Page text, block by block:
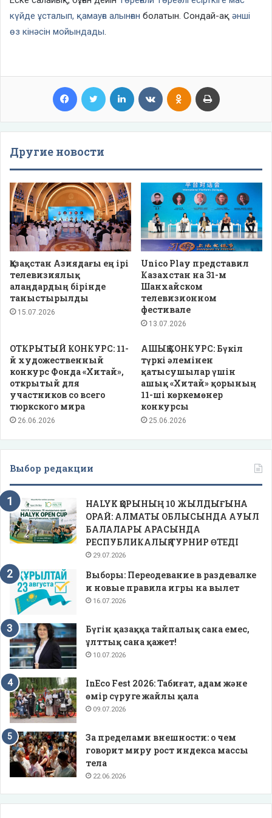
күйде ұсталып, қамауға алынған болатын. Сондай-ақ әнші
өз кінәсін мойындады.
Facebook Twitter LinkedIn VKontakteOdnoklassniki
Другие новости
Қазақстан Азиядағы ең ірі
телевизиялық
алаңдардың бірінде
таныстырылды
15.07.2026
Unico Play представил
Казахстан на 31-м
Шанхайском
телевизионном
фестивале
13.07.2026
ОТКРЫТЫЙ КОНКУРС: 11-
й художественный
конкурс Фонда «Хитай»,
открытый для
участников со всего
тюркского мира
26.06.2026
АШЫҚ КОНКУРС: Бүкіл
түркі әлемінен
қатысушылар үшін
ашық «Хитай» қорының
11-ші көркемөнер
конкурсы
25.06.2026
Выбор редакции
HALYK ҚОРЫНЫҢ 10 ЖЫЛДЫҒЫНА
ОРАЙ: АЛМАТЫ ОБЛЫСЫНДА АУЫЛ
БАЛАЛАРЫ АРАСЫНДА
РЕСПУБЛИКАЛЫҚ ТУРНИР ӨТЕДІ
29.07.2026
Выборы: Переодевание в раздевалке
и новые правила игры на вылет
16.07.2026
Бүгін қазаққа тайпалық сана емес,
ұлттық сана қажет!
10.07.2026
InEco Fest 2026: Табиғат, адам және
өмір сүруге жайлы қала
09.07.2026
За пределами внешности: о чем
говорит миру рост индекса массы
тела
22.06.2026